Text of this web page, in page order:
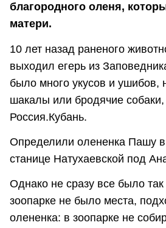
благородного оленя,
матери.
10 лет назад раненого
выходил егерь из
было много укусов и
шакалы или бродячие
Россия.Кубань.
Определили олененка Пашу
станице Натухаевской под
Однако не сразу все было
зоопарке не было места,
олененка: в зоопарке не